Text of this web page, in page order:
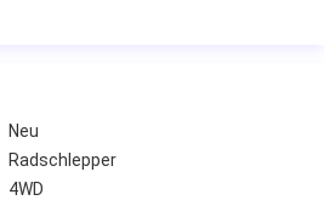
Neu
Radschlepper
4WD